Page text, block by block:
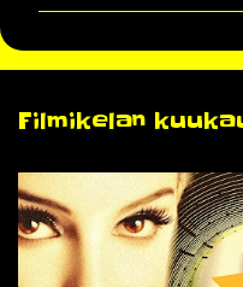
e
i
t
Filmikelan